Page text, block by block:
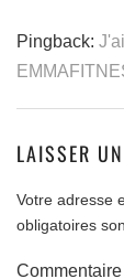
Pingback:
LAISSER
Votre adresse
obligatoires
Commentaire